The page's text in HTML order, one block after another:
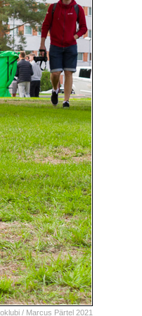
/ Marcus Pärtel 2021